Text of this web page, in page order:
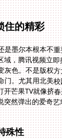
住的精彩
是墨尔本根本不
域，腾讯视频立
灰色。不是版权
门。尤其用北美
开芒果TV就像挤
突然弹出的爱奇
殊性